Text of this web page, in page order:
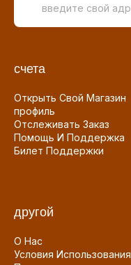
счета
Открыть Свой Магазин
профиль
Отслеживать Заказ
Помощь И Поддержка
Билет Поддержки
другой
О Нас
Условия Использования